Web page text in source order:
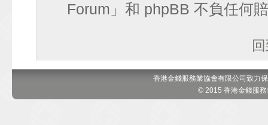
Forum」和 phpBB 不負任何
香港金錢服務業協會有限公司致力
© 2015 香港金錢服